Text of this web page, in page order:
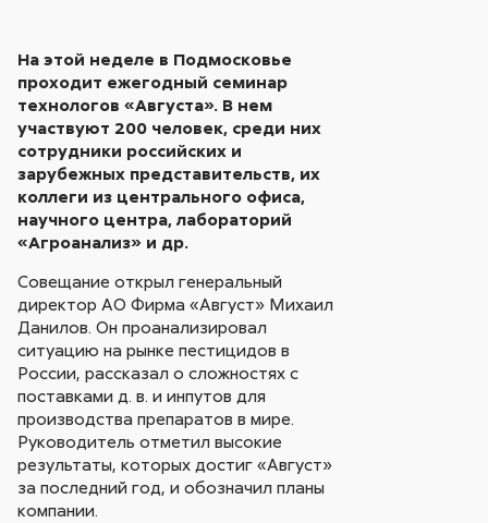
На этой неделе в Подмосковье
проходит ежегодный семинар
технологов «Августа». В нем
участвуют 200 человек, среди них
сотрудники российских и
зарубежных представительств, их
коллеги из центрального офиса,
научного центра, лабораторий
«Агроанализ» и др.
Совещание открыл генеральный
директор АО Фирма «Август» Михаил
Данилов. Он проанализировал
ситуацию на рынке пестицидов в
России, рассказал о сложностях с
поставками д. в. и инпутов для
производства препаратов в мире.
Руководитель отметил высокие
результаты, которых достиг «Август»
за последний год, и обозначил планы
компании.